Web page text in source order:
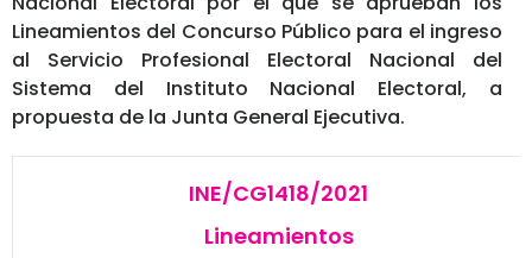
Lineamientos del Concurso Público para el ingreso
al Servicio Profesional Electoral Nacional del
Sistema del Instituto Nacional Electoral, a
propuesta de la Junta General Ejecutiva.
INE/CG1418/2021
Lineamientos